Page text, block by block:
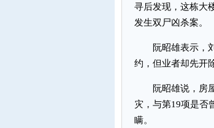
寻后发现，这栋大
发生双尸凶杀案。
阮昭雄表示，刘
约，但业者却先开
阮昭雄说，房屋
灾，与第19项是否
瞒。